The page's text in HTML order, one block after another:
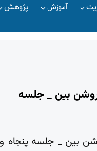
آموزش پژوهش
روشن بین _ جلسه
روشن بین _ جلسه پنجاه و